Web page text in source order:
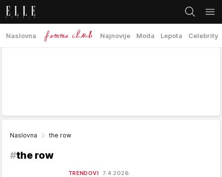
Naslovna Najnovije Moda Lepota Celebrity
Naslovna the row
#the row
TRENDOVI 7.4.2026.